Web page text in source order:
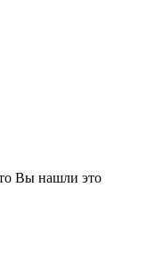
Вы нашли это